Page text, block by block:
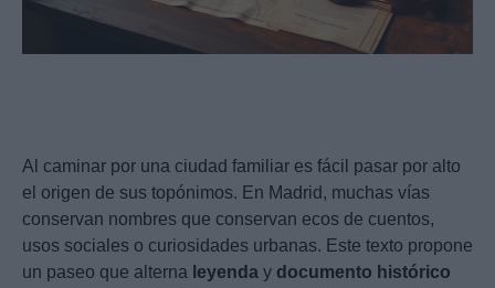
Al caminar por una ciudad familiar es fácil pasar por alto
el origen de sus topónimos. En Madrid, muchas vías
conservan nombres que conservan ecos de cuentos,
usos sociales o curiosidades urbanas. Este texto propone
un paseo que alterna leyenda y documento histórico